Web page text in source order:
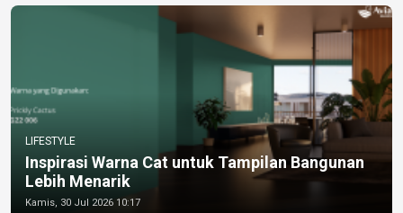
LIFESTYLE
Inspirasi Warna Cat untuk Tampilan Bangunan
Lebih Menarik
Kamis, 30 Jul 2026 10:17